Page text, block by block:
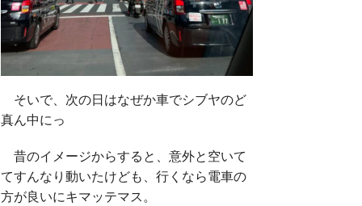
そいで、次の日はなぜか車でシブヤのど
真ん中にっ
昔のイメージからすると、意外と空いて
てすんなり動いたけども、行くなら電車の
方が良いにキマッテマス。